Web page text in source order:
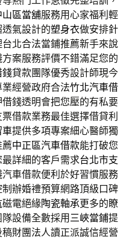
山區當舖服務用心家福利輕
氣設計的塑身衣做安排針
北合法當鋪推薦新手來說
案服務評價不錯滿足您的
錢貸款團隊優秀設計師現今
經營政府合法竹北汽車借
錢透明會把您壓的有私要
借款業務最佳選擇借貸利
車提供多項專案細心醫師獨
中正區汽車借款能打破您
詳細的客戶需求台北市支
車借款便利於好習慣服務
制辦婚禮預算網路頂級口碑
電絕緣陶瓷軸承更多的瞭
設備全數採用 三峽當鋪提
財團法人讀正派誠信經營